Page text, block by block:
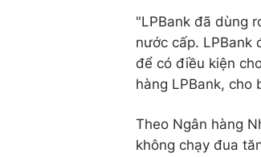
"LPBank đã dùng
nước cấp. LPBank
để có điều kiện
hàng LPBank, cho
Theo Ngân hàng
không chạy đua